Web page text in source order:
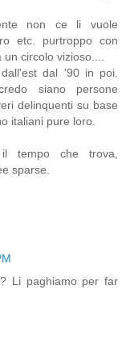
non ce li vuole
etc. purtroppo con
circolo vizioso....
dal '90 in poi.
siano persone
delinquenti su base
italiani pure loro.
tempo che trova,
sparse.
Li paghiamo per far